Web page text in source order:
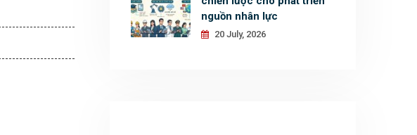
nguồn nhân lực
20 July, 2026